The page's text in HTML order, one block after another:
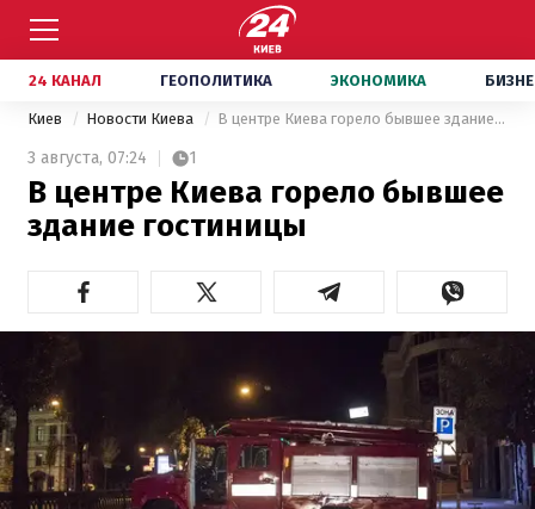
24 КАНАЛ ГЕОПОЛИТИКА ЭКОНОМИКА
Киев Новости Киева В центре Киева горело бывшее здание гостиницы
3 августа, 07:24 1
В центре Киева горело бывшее
здание гостиницы